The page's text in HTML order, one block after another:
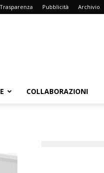
Trasparenza Pubblicità Archivio
COLLABORAZIONI